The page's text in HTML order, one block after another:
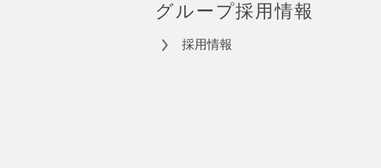
グループ採用情報
採用情報